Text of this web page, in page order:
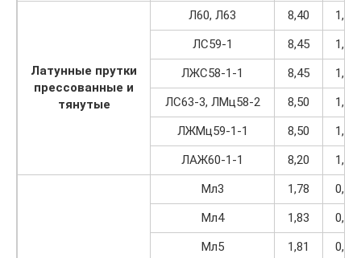
Латунные прутки
прессованные и
тянутые
Л60, Л63 8,40
1,07
ЛС59-1
8,45
1,07
ЛЖС58-1-1
8,45
1,07
ЛС63-3, ЛМц58-2
8,50
1,08
ЛЖМц59-1-1
8,50
1,08
ЛАЖ60-1-1
8,20 1,04
Мл3 1,78
0,23
Мл4
1,83
0,23
Мл5
1,81
0,23